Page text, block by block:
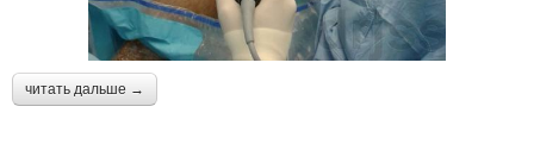
читать дальше →